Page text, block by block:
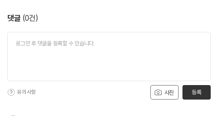
댓글 (0건)
사진
유의사항 등록